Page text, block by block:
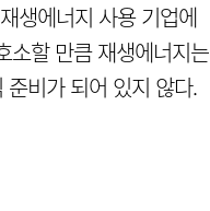
생에너지 사용 기업에
소할 만큼 재생에너지는
비가 되어 있지 않다.